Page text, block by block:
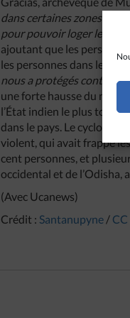
dans certaines zones »,
pour pouvoir loger les
ajoutant que les
les personnes dans le
nous a protégés contre la
une forte hausse du
l’État indien le plus
dans le pays. Le cyclone
violent, qui avait frappé
cent personnes, et
occidental et de l’Odisha,
(Avec Ucanews)
Crédit : Santanupyne /